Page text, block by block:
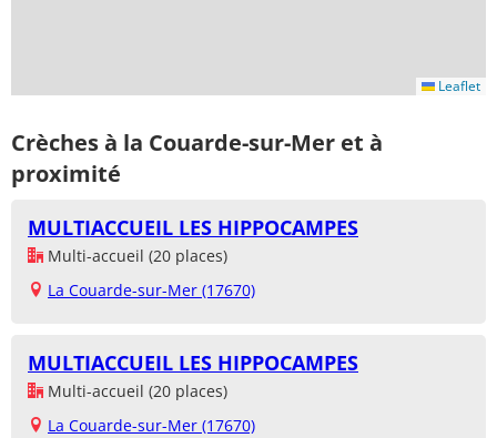
Leaflet
Crèches à la Couarde-sur-Mer et à
proximité
MULTIACCUEIL LES HIPPOCAMPES
Multi-accueil (20 places)
La Couarde-sur-Mer (17670)
MULTIACCUEIL LES HIPPOCAMPES
Multi-accueil (20 places)
La Couarde-sur-Mer (17670)